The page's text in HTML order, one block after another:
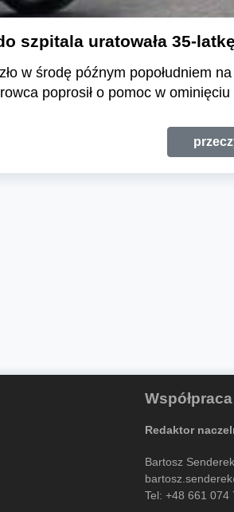
szpitala uratowała 35-latkę
w środę późnym popołudniem
poprosił o pomoc w
Współpraca
Redaktor
Bartosz Senderek
Tel: +48 661 074